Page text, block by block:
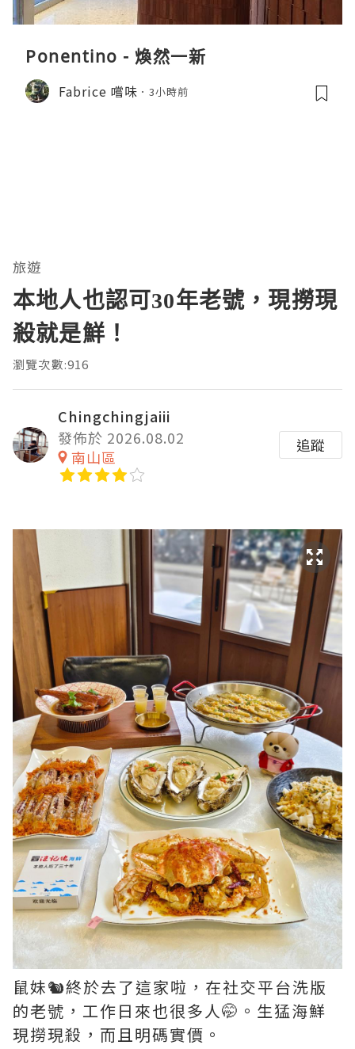
Ponentino - 煥然一新
Fabrice 嚐味 3小時前
旅遊
本地人也認可30年老號，現撈現
殺就是鮮！
瀏覽次數:916
Chingchingjaiii
發佈於 2026.08.02
南山區
追蹤
鼠妹🐿️終於去了這家啦，在社交平台洗版
的老號，工作日來也很多人🤭。生猛海鮮
現撈現殺，而且明碼實價。